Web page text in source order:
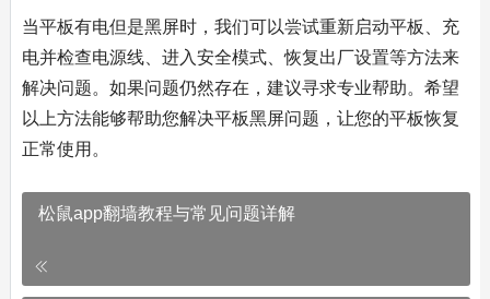
当平板有电但是黑屏时，我们可以尝试重新启动平板、充
电并检查电源线、进入安全模式、恢复出厂设置等方法来
解决问题。如果问题仍然存在，建议寻求专业帮助。希望
以上方法能够帮助您解决平板黑屏问题，让您的平板恢复
正常使用。
松鼠app翻墙教程与常见问题详解